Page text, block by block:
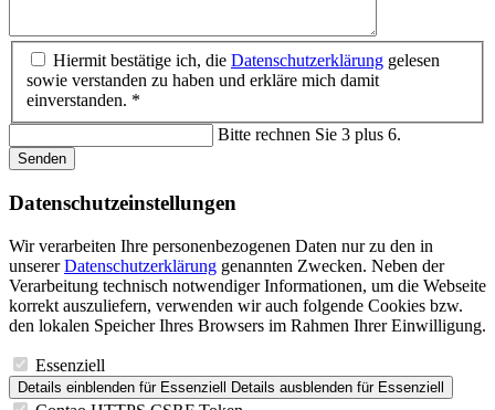
Hiermit bestätige ich, die Datenschutzerklärung gelesen
sowie verstanden zu haben und erkläre mich damit
einverstanden. *
Bitte rechnen Sie 3 plus 6.
Senden
Datenschutz­einstellungen
Wir verarbeiten Ihre personenbezogenen Daten nur zu den in
unsererDatenschutzerklärung genannten Zwecken. Neben der
Verarbeitung technisch notwendiger Informationen, um die Webseite
korrekt auszuliefern, verwenden wir auch folgende Cookies bzw.
den lokalen Speicher Ihres Browsers im Rahmen Ihrer Einwilligung.
Essenziell
Details einblenden für Essenziell Details ausblenden für Essenziell